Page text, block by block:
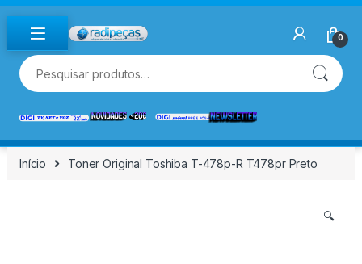
Skip to navigation
Skip to content
0
Pesquisar por:
Início Toner Original Toshiba T-478p-R T478pr Preto
🔍